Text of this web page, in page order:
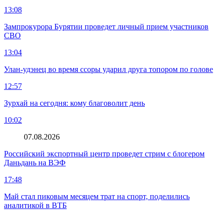
13:08
Зампрокурора Бурятии проведет личный прием участников
СВО
13:04
Улан-удэнец во время ссоры ударил друга топором по голове
12:57
Зурхай на сегодня: кому благоволит день
10:02
07.08.2026
Российский экспортный центр проведет стрим с блогером
Даньдань на ВЭФ
17:48
Май стал пиковым месяцем трат на спорт, поделились
аналитикой в ВТБ